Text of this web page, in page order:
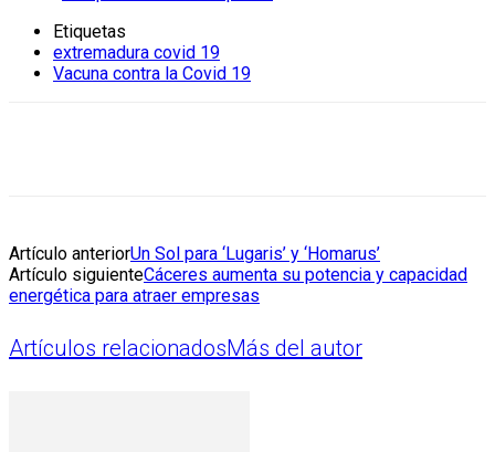
Etiquetas
extremadura covid 19
Vacuna contra la Covid 19
Artículo anteriorUn Sol para ‘Lugaris’ y ‘Homarus’
Artículo siguienteCáceres aumenta su potencia y capacidad
energética para atraer empresas
Artículos relacionadosMás del autor